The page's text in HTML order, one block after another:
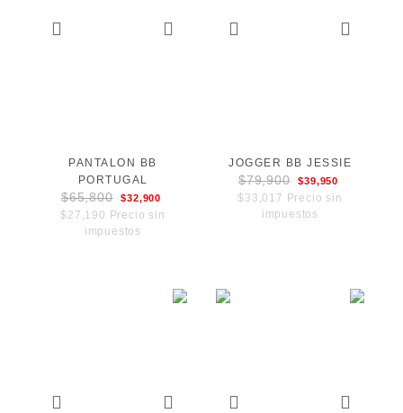
PANTALON BB
PORTUGAL
$65,800 $32,900
$27,190 Precio sin
impuestos
JOGGER BB JESSIE
$79,900 $39,950
$33,017 Precio sin
impuestos